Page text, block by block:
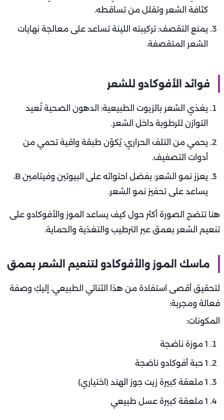
كثافة الشعر وتقلل من تساقطه.
يمنع التقصف: تركيبته اللينة تساعد على معالجة نهايات
الشعر المتقصفة.
فوائد الأفوكادو للشعر
يغذي الشعر بالزيوت الطبيعية: الدهون الصحية تُعيد
التوازن للرطوبة داخل الشعر.
يحمي من التلف الحراري: يُكوّن طبقة واقية تحمي من
أدوات التصفيف.
يعزز نمو الشعر: بفضل احتوائه على البيوتين وفيتامين B،
يساعد على تحفيز نمو الشعر.
هنا تتضح الصورة أكثر حول كيف يساعد الموز والأفوكادو على
تنعيم الشعر بعمق عبر الترطيب والتغذية والحماية.
ماسك الموز والأفوكادو لتنعيم الشعر بعمق
لتحقيق أقصى استفادة من هذا الثنائي الطبيعي، إليكِ وصفة
فعالة ومجربة:
المكونات:
1 موزة ناضجة
1 حبة أفوكادو ناضجة
1 ملعقة كبيرة زيت جوز الهند (اختياري)
1 ملعقة كبيرة عسل طبيعي